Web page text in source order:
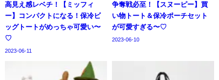
高見え感レベチ！【ミッフィ
ー】コンパクトになる！保冷ビ
ッグトートがめっちゃ可愛い〜
♡
2023-06-11
争奪戦必至！【スヌーピー】買
い物トート＆保冷ポーチセット
が可愛すぎる〜♡
2023-06-10